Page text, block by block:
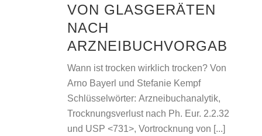
VON GLASGERÄTEN
NACH
ARZNEIBUCHVORGAB
Wann ist trocken wirklich trocken? Von
Arno Bayerl und Stefanie Kempf
Schlüsselwörter: Arzneibuchanalytik,
Trocknungsverlust nach Ph. Eur. 2.2.32
und USP <731>, Vortrocknung von [...]